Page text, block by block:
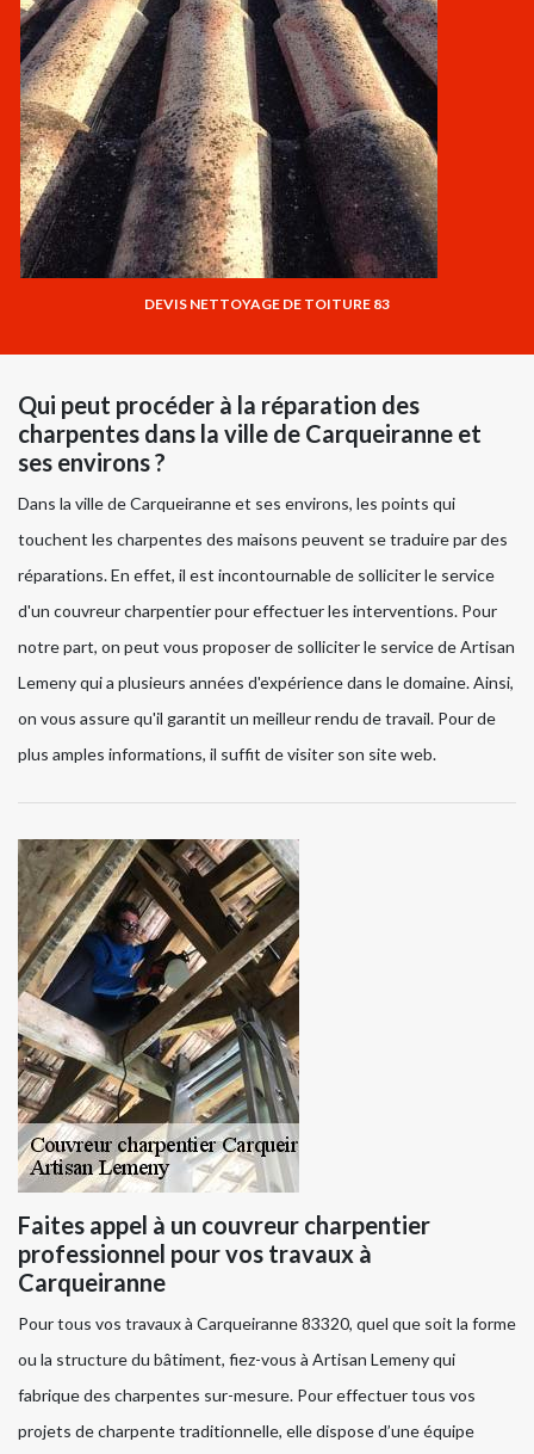
DEVIS NETTOYAGE DE TOITURE 83
Qui peut procéder à la réparation des
charpentes dans la ville de Carqueiranne et
ses environs ?
Dans la ville de Carqueiranne et ses environs, les points qui
touchent les charpentes des maisons peuvent se traduire par des
réparations. En effet, il est incontournable de solliciter le service
d'un couvreur charpentier pour effectuer les interventions. Pour
notre part, on peut vous proposer de solliciter le service de Artisan
Lemeny qui a plusieurs années d'expérience dans le domaine. Ainsi,
on vous assure qu'il garantit un meilleur rendu de travail. Pour de
plus amples informations, il suffit de visiter son site web.
Faites appel à un couvreur charpentier
professionnel pour vos travaux à
Carqueiranne
Pour tous vos travaux à Carqueiranne 83320, quel que soit la forme
ou la structure du bâtiment, fiez-vous à Artisan Lemeny qui
fabrique des charpentes sur-mesure. Pour effectuer tous vos
projets de charpente traditionnelle, elle dispose d’une équipe